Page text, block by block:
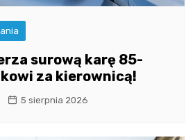
surową karę 85-
za kierownicą!
5 sierpnia 2026